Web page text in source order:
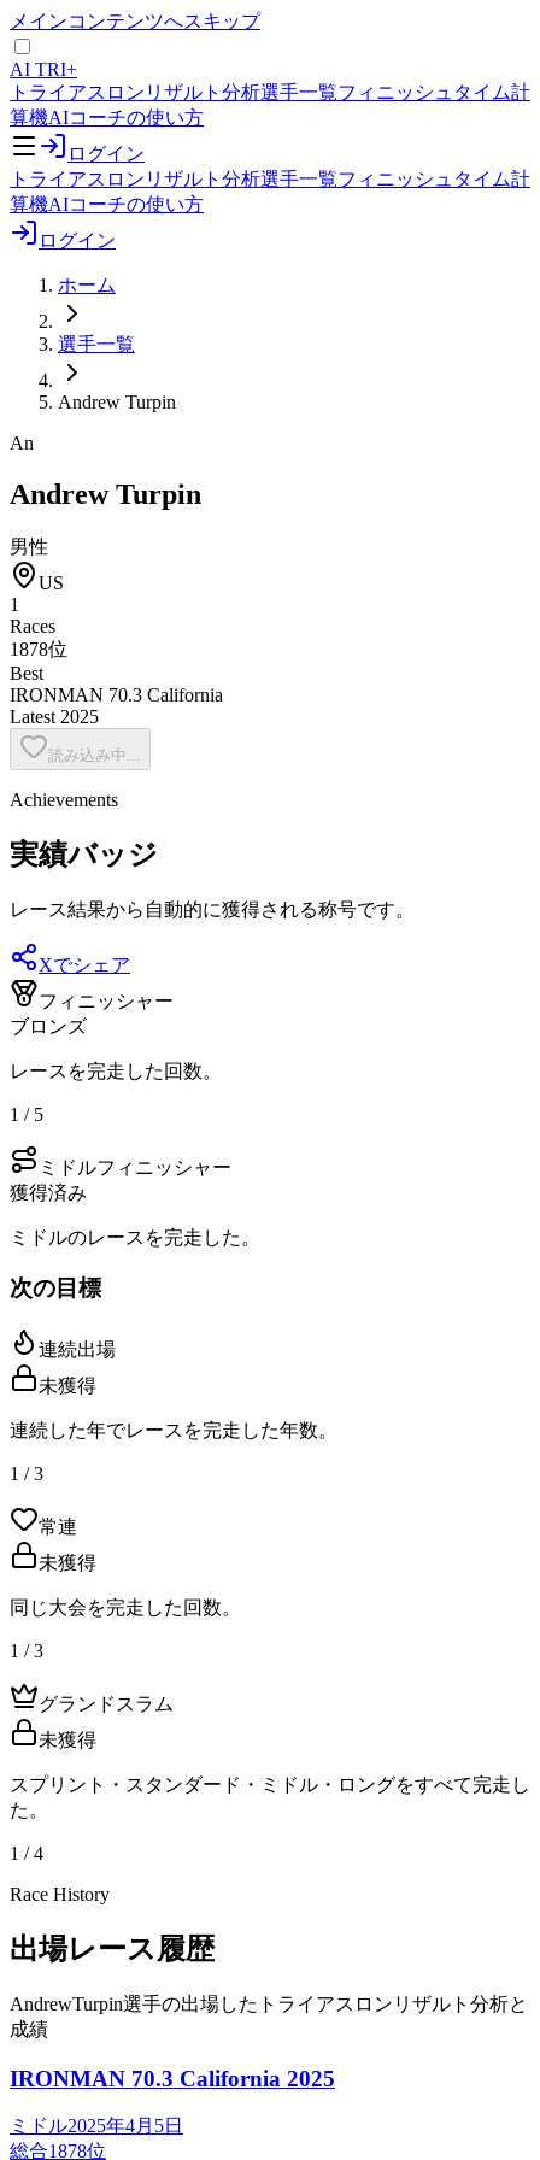
メインコンテンツへスキップ
AI TRI+
トライアスロンリザルト分析選手一覧フィニッシュタイム計
算機AIコーチの使い方
ログイン
トライアスロンリザルト分析選手一覧フィニッシュタイム計
算機AIコーチの使い方
ログイン
ホーム
選手一覧
Andrew Turpin
An
Andrew Turpin
男性
US
1
Races
1878位
Best
IRONMAN 70.3 California
Latest 2025
読み込み中...
Achievements
実績バッジ
レース結果から自動的に獲得される称号です。
Xでシェア
フィニッシャー
ブロンズ
レースを完走した回数。
1 / 5
ミドルフィニッシャー
獲得済み
ミドルのレースを完走した。
次の目標
連続出場
未獲得
連続した年でレースを完走した年数。
1 / 3
常連
未獲得
同じ大会を完走した回数。
1 / 3
グランドスラム
未獲得
スプリント・スタンダード・ミドル・ロングをすべて完走し
た。
1 / 4
Race History
出場レース履歴
AndrewTurpin選手の出場したトライアスロンリザルト分析と
成績
IRONMAN 70.3 California 2025
ミドル2025年4月5日
総合1878位